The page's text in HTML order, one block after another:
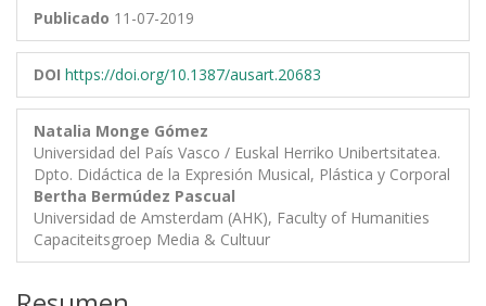
Publicado 11-07-2019
DOI https://doi.org/10.1387/ausart.20683
Natalia Monge Gómez
Universidad del País Vasco / Euskal Herriko Unibertsitatea.
Dpto. Didáctica de la Expresión Musical, Plástica y Corporal
Bertha Bermúdez Pascual
Universidad de Amsterdam (AHK), Faculty of Humanities
Capaciteitsgroep Media & Cultuur